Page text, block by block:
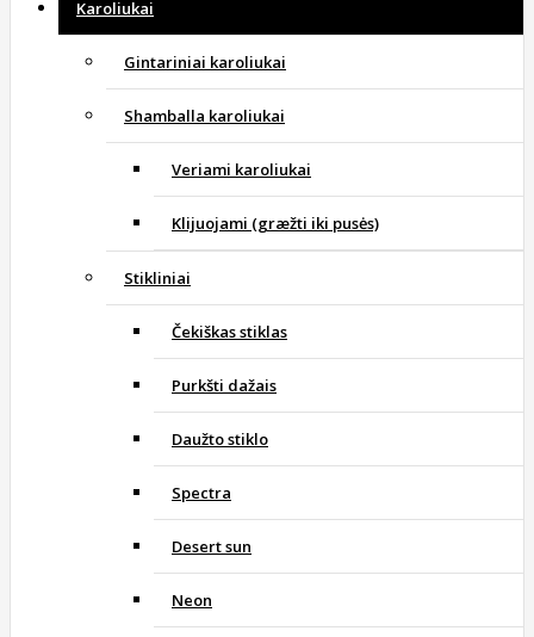
Karoliukai
Gintariniai karoliukai
Shamballa karoliukai
Veriami karoliukai
Klijuojami (græžti iki pusės)
Stikliniai
Čekiškas stiklas
Purkšti dažais
Daužto stiklo
Spectra
Desert sun
Neon